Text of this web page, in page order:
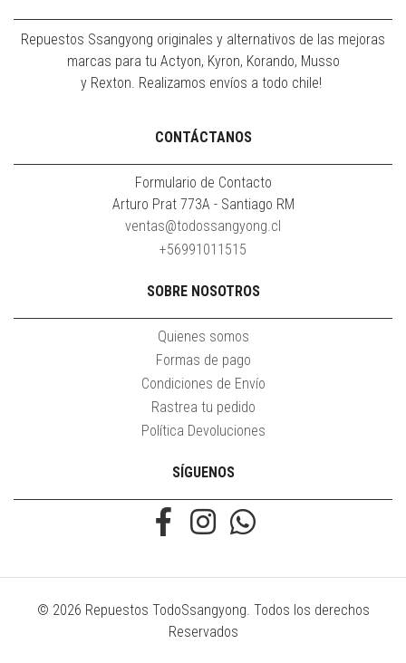
Repuestos Ssangyong originales y alternativos de las mejoras
marcas para tu Actyon, Kyron, Korando, Musso
y Rexton. Realizamos envíos a todo chile!
CONTÁCTANOS
Formulario de Contacto
Arturo Prat 773A - Santiago RM
ventas@todossangyong.cl
+56991011515
SOBRE NOSOTROS
Quienes somos
Formas de pago
Condiciones de Envío
Rastrea tu pedido
Política Devoluciones
SÍGUENOS
© 2026 Repuestos TodoSsangyong. Todos los derechos
Reservados